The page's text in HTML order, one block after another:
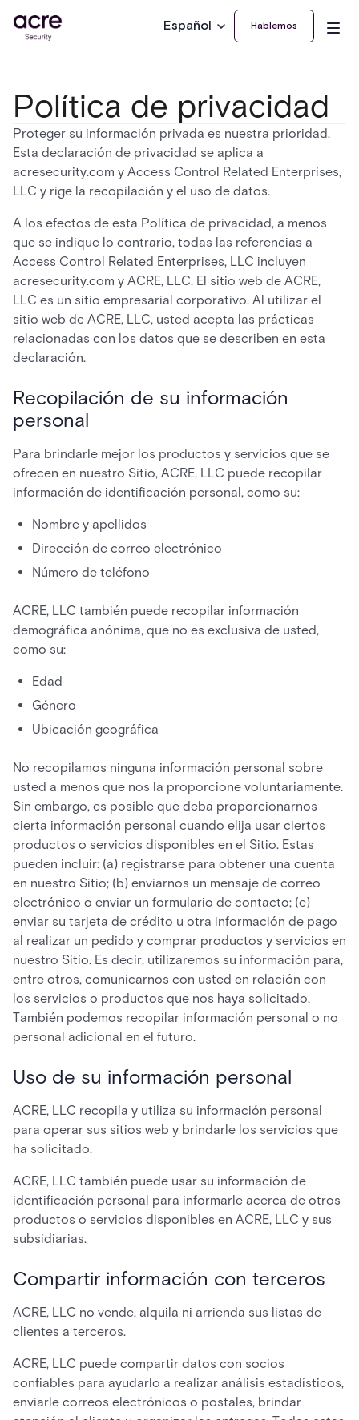
Español Hablemos
Política de privacidad
Proteger su información privada es nuestra prioridad.
Esta declaración de privacidad se aplica a
acresecurity.com y Access Control Related Enterprises,
LLC y rige la recopilación y el uso de datos.
A los efectos de esta Política de privacidad, a menos
que se indique lo contrario, todas las referencias a
Access Control Related Enterprises, LLC incluyen
acresecurity.com y ACRE, LLC. El sitio web de ACRE,
LLC es un sitio empresarial corporativo. Al utilizar el
sitio web de ACRE, LLC, usted acepta las prácticas
relacionadas con los datos que se describen en esta
declaración.
Recopilación de su información
personal
Para brindarle mejor los productos y servicios que se
ofrecen en nuestro Sitio, ACRE, LLC puede recopilar
información de identificación personal, como su:
Nombre y apellidos
Dirección de correo electrónico
Número de teléfono
ACRE, LLC también puede recopilar información
demográfica anónima, que no es exclusiva de usted,
como su:
Edad
Género
Ubicación geográfica
No recopilamos ninguna información personal sobre
usted a menos que nos la proporcione voluntariamente.
Sin embargo, es posible que deba proporcionarnos
cierta información personal cuando elija usar ciertos
productos o servicios disponibles en el Sitio. Estas
pueden incluir: (a) registrarse para obtener una cuenta
en nuestro Sitio; (b) enviarnos un mensaje de correo
electrónico o enviar un formulario de contacto; (e)
enviar su tarjeta de crédito u otra información de pago
al realizar un pedido y comprar productos y servicios en
nuestro Sitio. Es decir, utilizaremos su información para,
entre otros, comunicarnos con usted en relación con
los servicios o productos que nos haya solicitado.
También podemos recopilar información personal o no
personal adicional en el futuro.
Uso de su información personal
ACRE, LLC recopila y utiliza su información personal
para operar sus sitios web y brindarle los servicios que
ha solicitado.
ACRE, LLC también puede usar su información de
identificación personal para informarle acerca de otros
productos o servicios disponibles en ACRE, LLC y sus
subsidiarias.
Compartir información con terceros
ACRE, LLC no vende, alquila ni arrienda sus listas de
clientes a terceros.
ACRE, LLC puede compartir datos con socios
confiables para ayudarlo a realizar análisis estadísticos,
enviarle correos electrónicos o postales, brindar